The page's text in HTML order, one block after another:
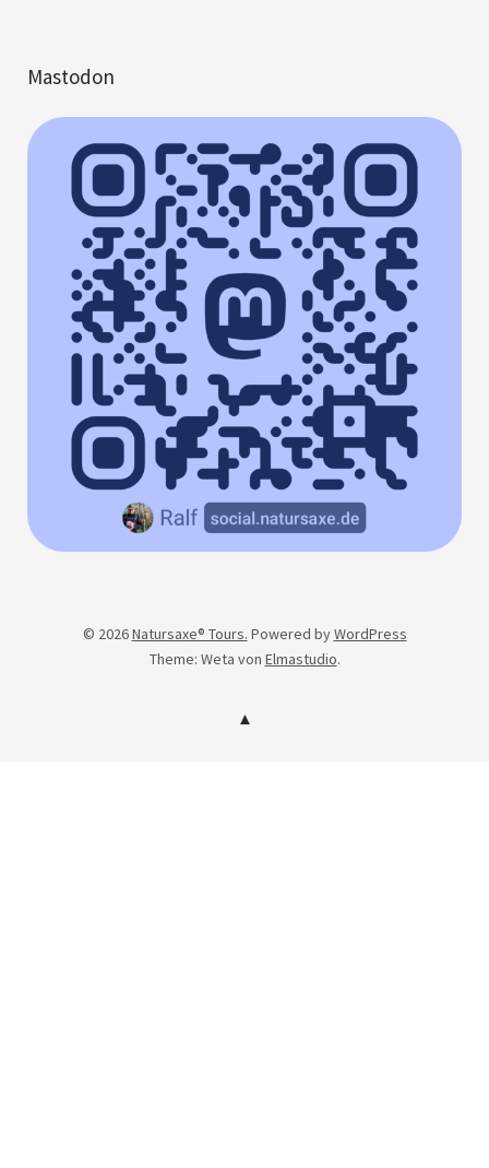
Mastodon
© 2026Natursaxe® Tours. Powered byWordPress
Theme: Weta von Elmastudio.